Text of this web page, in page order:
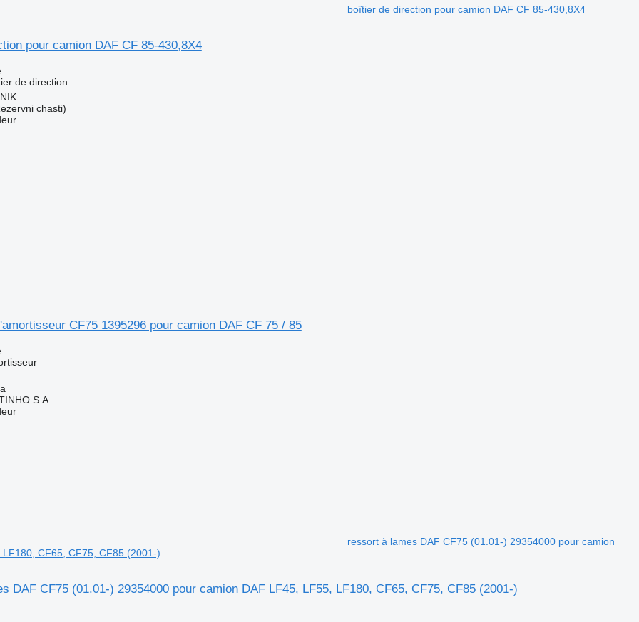
boîtier de direction pour camion DAF CF 85-430,8X4
pour camion DAF CF 85-430,8X4
de direction
chasti)
CF75 1395296 pour camion DAF CF 75 / 85
S.A.
ressort à lames DAF CF75 (01.01-) 29354000 pour camion
CF65, CF75, CF85 (2001-)
DAF CF75 (01.01-) 29354000 pour camion DAF LF45, LF55, LF180, CF65, CF75, CF85 (2001-)